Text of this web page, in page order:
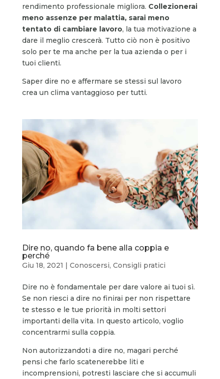
rendimento professionale migliora. Collezionerai
meno assenze per malattia, sarai meno
tentato di cambiare lavoro, la tua motivazione a
dare il meglio crescerà. Tutto ciò non è positivo
solo per te ma anche per la tua azienda o per i
tuoi clienti.
Saper dire no e affermare se stessi sul lavoro
crea un clima vantaggioso per tutti.
Dire no, quando fa bene alla coppia e
perché
Giu 18, 2021 | Conoscersi, Consigli pratici
Dire no è fondamentale per dare valore ai tuoi sì.
Se non riesci a dire no finirai per non rispettare
te stesso e le tue priorità in molti settori
importanti della vita. In questo articolo, voglio
concentrarmi sulla coppia.
Non autorizzandoti a dire no, magari perché
pensi che farlo scatenerebbe liti e
incomprensioni, potresti lasciare che si accumuli